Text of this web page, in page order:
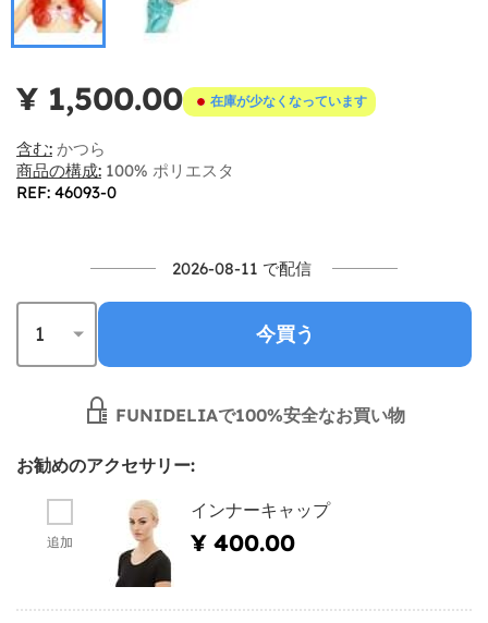
¥ 1,500.00 在庫が少なくなっています
含む: かつら
商品の構成: 100% ポリエスタ
REF: 46093-0
2026-08-11 で配信
今買う
FUNIDELIAで100%安全なお買い物
お勧めのアクセサリー:
追加
インナーキャップ
¥ 400.00